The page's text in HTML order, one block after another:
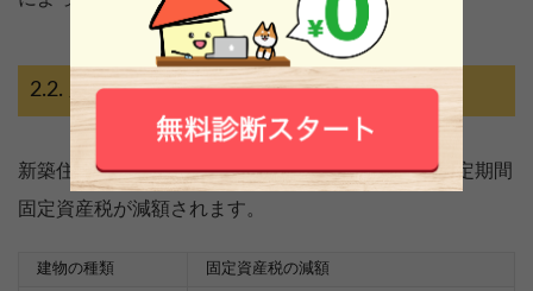
新築住宅の特例
新築住宅を建築した場合は、建物の種類に応じて一定期間
固定資産税が減額されます。
建物の種類 固定資産税の減額